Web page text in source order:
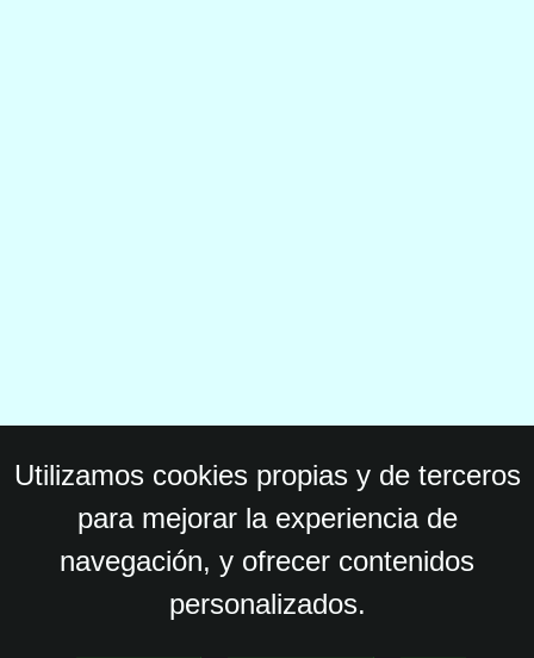
Utilizamos cookies propias y de terceros
para mejorar la experiencia de
navegación, y ofrecer contenidos
personalizados.